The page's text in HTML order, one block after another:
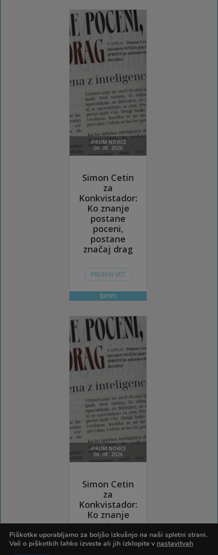
Piškotke uporabljamo za boljšo izkušnjo na naši spletni strani.
Več o piškotkih lahko izveste ali jih izklopite v nastavitvah